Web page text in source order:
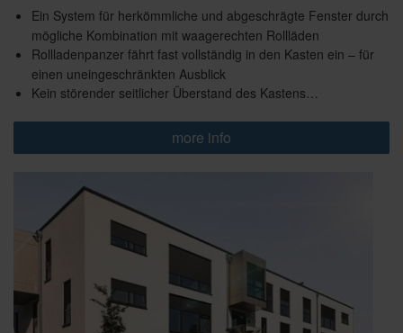
Ein System für herkömmliche und abgeschrägte Fenster durch
mögliche Kombination mit waagerechten Rollläden
Rollladenpanzer fährt fast vollständig in den Kasten ein – für
einen uneingeschränkten Ausblick
Kein störender seitlicher Überstand des Kastens…
more info